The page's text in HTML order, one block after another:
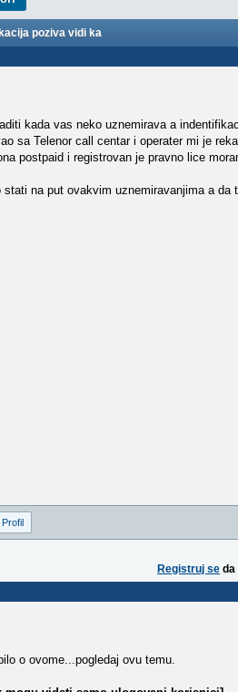
poziva vidi ka
kada vas neko uznemirava a
sa Telenor call centar i operater mi je
postpaid i registrovan je pravno lice
stati na put ovakvim uznemiravanjima a da
Profil
Registruj se da
o ovome...pogledaj ovu temu.